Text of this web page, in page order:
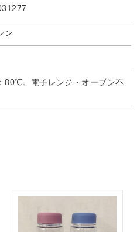
ン
80℃。電子レンジ・オーブン不